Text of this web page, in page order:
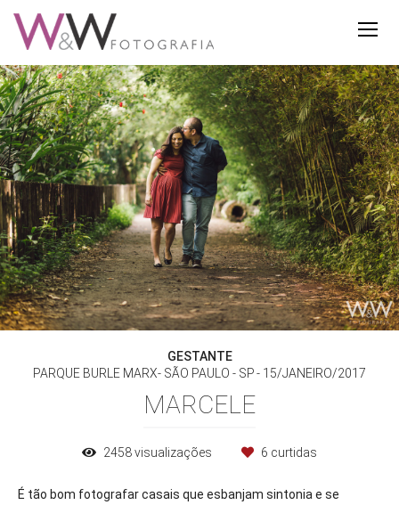
GESTANTE
PARQUE BURLE MARX- SÃO PAULO - SP
15/JANEIRO/2017
MARCELE
2458visualizações 6 curtidas
É tão bom fotografar casais que esbanjam sintonia e se